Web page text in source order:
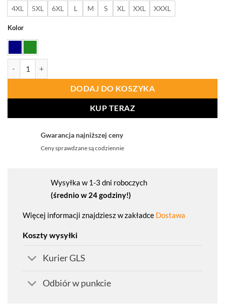
4XL 5XL 6XL L M S XL XXL XXXL
Kolor
DODAJ DO KOSZYKA
KUP TERAZ
Gwarancja najniższej ceny
Ceny sprawdzane są codziennie
Wysyłka w 1-3 dni roboczych
(średnio w 24 godziny!)
Więcej informacji znajdziesz w zakładce Dostawa
Koszty wysyłki
Kurier GLS
Odbiór w punkcie